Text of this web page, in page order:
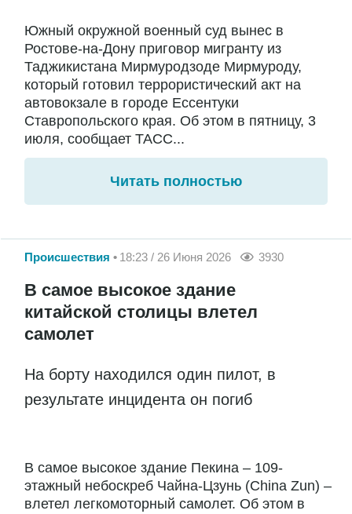
Южный окружной военный суд вынес в
Ростове-на-Дону приговор мигранту из
Таджикистана Мирмуродзоде Мирмуроду,
который готовил террористический акт на
автовокзале в городе Ессентуки
Ставропольского края. Об этом в пятницу, 3
июля, сообщает ТАСС...
Читать полностью
Происшествия 18:23 / 26 Июня 2026 3930
В самое высокое здание
китайской столицы влетел
самолет
На борту находился один пилот, в
результате инцидента он погиб
В самое высокое здание Пекина – 109-
этажный небоскреб Чайна-Цзунь (China Zun) –
влетел легкомоторный самолет. Об этом в